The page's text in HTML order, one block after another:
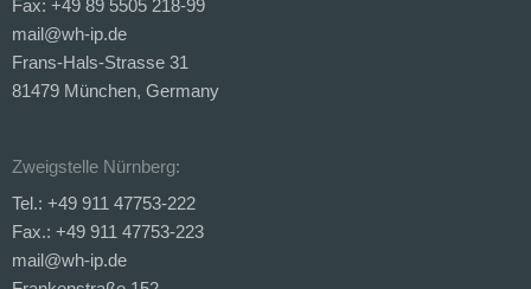
Fax: +49 89 5505 218-99
mail@wh-ip.de
Frans-Hals-Strasse 31
81479 München, Germany
Zweigstelle Nürnberg:
Tel.: +49 911 47753-222
Fax.: +49 911 47753-223
mail@wh-ip.de